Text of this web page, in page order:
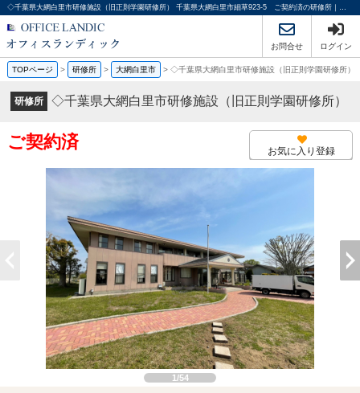
◇千葉県大網白里市研修施設（旧正則学園研修所） 千葉県大網白里市細草923-5 ご契約済の研修所｜投資物件や収益物件｜オフィスランディック株式会社
お問合せ ログイン
TOPページ > 研修所 > 大網白里市 > ◇千葉県大網白里市研修施設（旧正則学園研修所）
研修所 ◇千葉県大網白里市研修施設（旧正則学園研修所）
ご契約済 お気に入り登録
1/54